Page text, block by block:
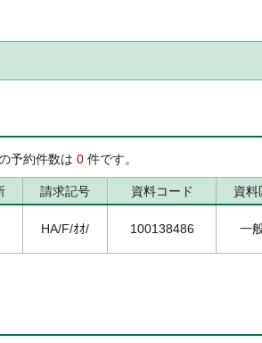
予約件数は 0 件です。
請求記号 資料コード 資料
HA/F/ｵｵ/ 100138486 一